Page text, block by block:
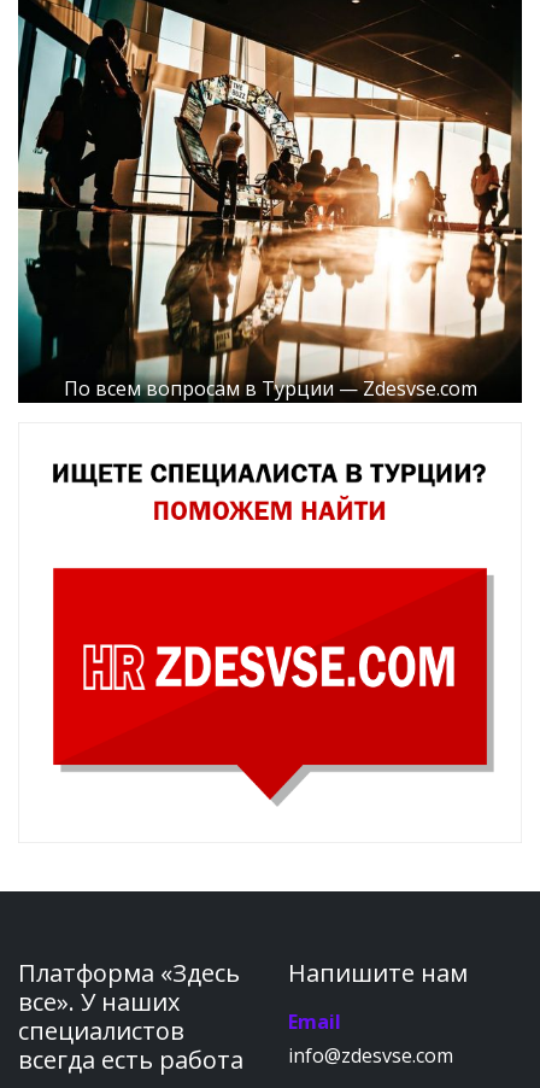
По всем вопросам в Турции — Zdesvse.com
Платформа «Здесь
все». У наших
специалистов
всегда есть работа
Напишите нам
Email
info@zdesvse.com